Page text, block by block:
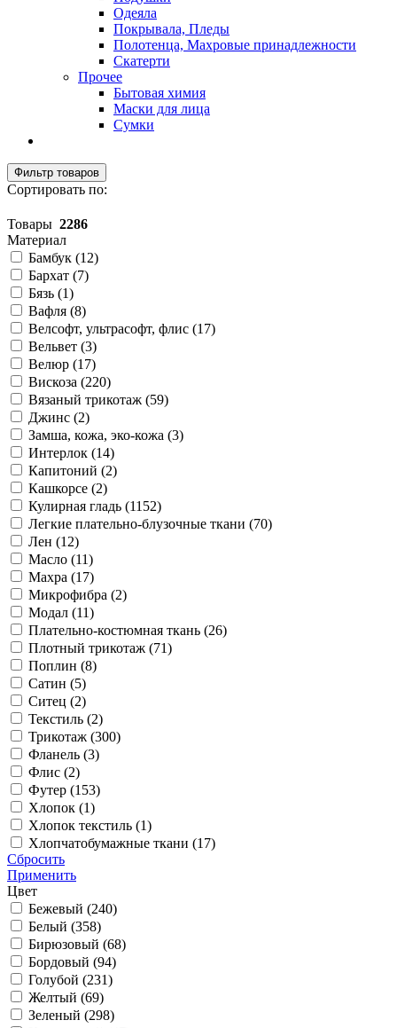
Одеяла
Покрывала, Пледы
Полотенца, Махровые принадлежности
Скатерти
Прочее
Бытовая химия
Маски для лица
Сумки
Фильтр товаров
Сортировать по:
Товары 2286
Материал
Бамбук (12)
Бархат (7)
Бязь (1)
Вафля (8)
Велсофт, ультрасофт, флис (17)
Вельвет (3)
Велюр (17)
Вискоза (220)
Вязаный трикотаж (59)
Джинс (2)
Замша, кожа, эко-кожа (3)
Интерлок (14)
Капитоний (2)
Кашкорсе (2)
Кулирная гладь (1152)
Легкие плательно-блузочные ткани (70)
Лен (12)
Масло (11)
Махра (17)
Микрофибра (2)
Модал (11)
Плательно-костюмная ткань (26)
Плотный трикотаж (71)
Поплин (8)
Сатин (5)
Ситец (2)
Текстиль (2)
Трикотаж (300)
Фланель (3)
Флис (2)
Футер (153)
Хлопок (1)
Хлопок текстиль (1)
Хлопчатобумажные ткани (17)
Сбросить
Применить
Цвет
Бежевый (240)
Белый (358)
Бирюзовый (68)
Бордовый (94)
Голубой (231)
Желтый (69)
Зеленый (298)